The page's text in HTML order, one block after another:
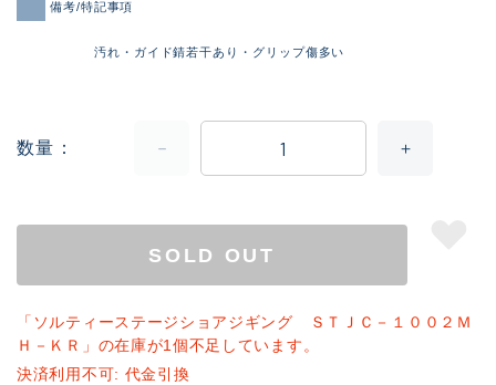
備考/特記事項
汚れ・ガイド錆若干あり・グリップ傷多い
数量
SOLD OUT
「ソルティーステージショアジギング ＳＴＪＣ－１００２Ｍ
Ｈ－ＫＲ」の在庫が1個不足しています。
決済利用不可: 代金引換